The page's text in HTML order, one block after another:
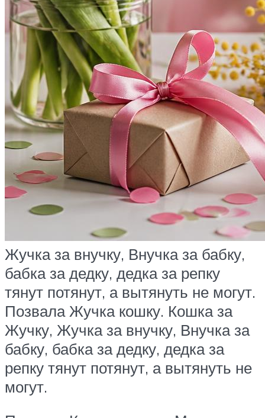
Жучка за внучку, Внучка за бабку,
бабка за дедку, дедка за репку
тянут потянут, а вытянуть не могут.
Позвала Жучка кошку. Кошка за
Жучку, Жучка за внучку, Внучка за
бабку, бабка за дедку, дедка за
репку тянут потянут, а вытянуть не
могут.